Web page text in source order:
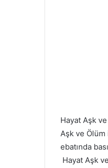
Hayat Aşk
Aşk ve Ölüm
ebatında
Hayat Aşk